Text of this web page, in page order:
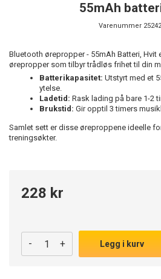
55mAh
Varenummer
Bluetooth ørepropper - 55mAh Batteri,
ørepropper som tilbyr trådløs frihet til din
Batterikapasitet: Utstyrt med et
ytelse.
Ladetid: Rask lading på bare 1-2
Brukstid: Gir opptil 3 timers
Samlet sett er disse øreproppene ideelle
treningsøkter.
228 kr
- + Legg i kurv